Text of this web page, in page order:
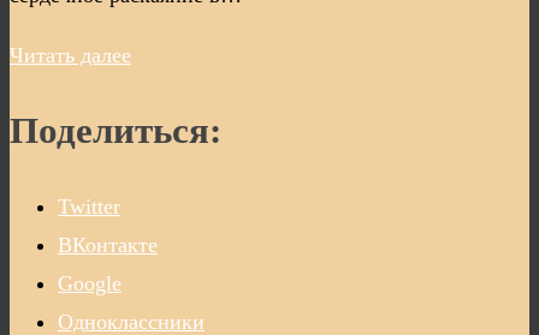
Читать далее
Поделиться:
Twitter
ВКонтакте
Google
Одноклассники